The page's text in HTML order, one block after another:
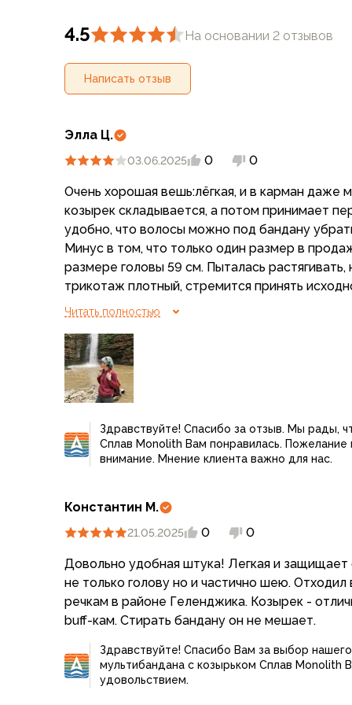
Уход за обувью
Шнурки, стельки
Сушилки для обуви
Клей
Ботинки
Кроссовки
Гамаши, бахилы
Аксессуары для обуви
Уход за обувью
Шнурки, стельки
Сушилки для обуви
Клей
Ледоступы
Варежки и перчатки
Варежки
Зимние перчатки
Всесезонные перчатки
Мембранные перчатки
Неопреновые перчатки
Полуперчатки
Шапки
Маски, подшлемники
Капюшоны-банданы
Банданы, гейторы
Кепки и бейсболки
Панамы
Для треккинга
Носки для бега
Повседневные
4.5 На основании 2 отзывов
Написать отзыв
Элла Ц.
03.06.2025 0 0
Очень хорошая вешь:лёгкая, и в карман даже
козырек складывается, а потом принимает
удобно, что волосы можно под бандану
Минус в том, что только один размер в
размере головы 59 см. Пыталась растягивать,
трикотаж плотный, стремится принять
нерастянутом виде ширина этой
только как шапочку. Как пожелание, можно
уборы хотя бы двух размеров: большой и
Читать полностью
Здравствуйте! Спасибо за отзыв. Мы рады,
Сплав Monolith Вам понравилась. Пожелание
внимание. Мнение клиента важно для нас.
Константин М.
21.05.2025 0 0
Довольно удобная штука! Легкая и защищает
не только голову но и частично шею. Отходил
речкам в районе Геленджика. Козырек - отличное дополнение к типовым
buff-кам. Стирать бандану он не мешает.
Здравствуйте! Спасибо Вам за выбор
мультибандана с козырьком Сплав Monolith
удовольствием.